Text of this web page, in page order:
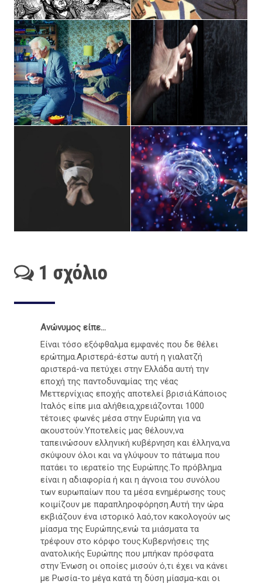
1 σχόλιο
Ανώνυμος είπε...
Είναι τόσο εξόφθαλμα εμφανές που δε θέλει
ερώτημα.Αριστερά-έστω αυτή η γιαλατζή
αριστερά-να πετύχει στην Ελλάδα αυτή την
εποχή της παντοδυναμίας της νέας
Μεττερνίχιας εποχής αποτελεί βρισιά.Κάποιος
Ιταλός είπε μια αλήθεια,χρειάζονται 1000
τέτοιες φωνές μέσα στην Ευρώπη για να
ακουστούν.Υποτελείς μας θέλουν,να
ταπεινώσουν ελληνική κυβέρνηση και έλληνα,να
σκύψουν όλοι και να γλύψουν το πάτωμα που
πατάει το ιερατείο της Ευρώπης.Το πρόβλημα
είναι η αδιαφορία ή και η άγνοια του συνόλου
των ευρωπαίων που τα μέσα ενημέρωσης τους
κοιμίζουν με παραπληροφόρηση.Αυτή την ώρα
εκβιάζουν ένα ιστορικό λαό,τον κακολογούν ως
μίασμα της Ευρώπης,ενώ τα μιάσματα τα
τρέφουν στο κόρφο τους.Κυβερνήσεις της
ανατολικής Ευρώπης που μπήκαν πρόσφατα
στην Ένωση οι οποίες μισούν ό,τι έχει να κάνει
με Ρωσία-το μέγα κατά τη δύση μίασμα-και οι